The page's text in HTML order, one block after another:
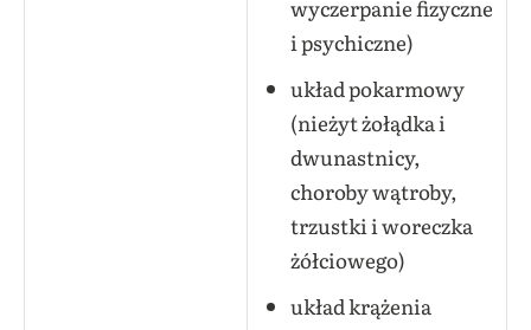
wyczerpanie fizyczne
i psychiczne)
układ pokarmowy
(nieżyt żołądka i
dwunastnicy,
choroby wątroby,
trzustki i woreczka
żółciowego)
układ krążenia